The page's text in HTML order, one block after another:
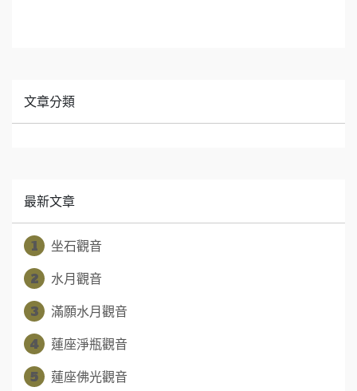
文章分類
最新文章
1
坐石觀音
2
水月觀音
3
滿願水月觀音
4
蓮座淨瓶觀音
5
蓮座佛光觀音